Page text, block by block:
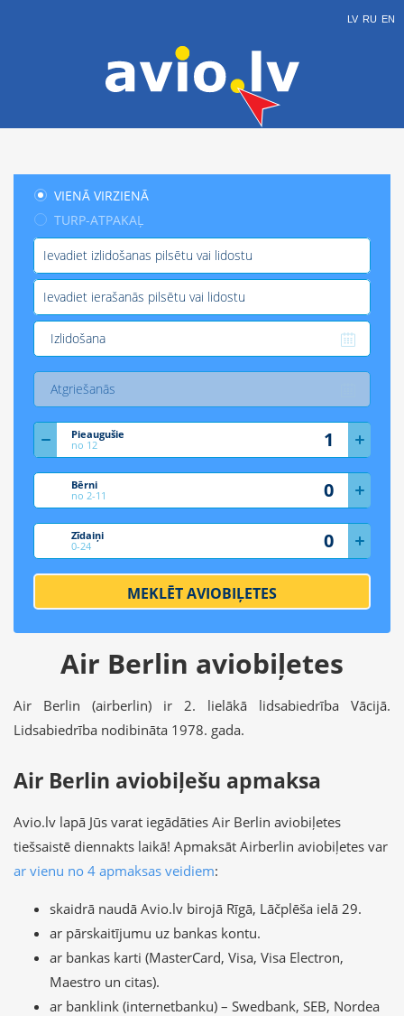
LV RU EN
VIENĀ VIRZIENĀ
TURP-ATPAKAĻ
Pieaugušie
no 12
Bērni
no 2-11
Zīdaiņi
0-24
MEKLĒT AVIOBIĻETES
Air Berlin aviobiļetes
Air Berlin (airberlin) ir 2. lielākā lidsabiedrība Vācijā.
Lidsabiedrība nodibināta 1978. gada.
Air Berlin aviobiļešu apmaksa
Avio.lv lapā Jūs varat iegādāties Air Berlin aviobiļetes
tiešsaistē diennakts laikā! Apmaksāt Airberlin aviobiļetes var
ar vienu no 4 apmaksas veidiem:
skaidrā naudā Avio.lv birojā Rīgā, Lāčplēša ielā 29.
ar pārskaitījumu uz bankas kontu.
ar bankas karti (MasterCard, Visa, Visa Electron,
Maestro un citas).
ar banklink (internetbanku) – Swedbank, SEB, Nordea